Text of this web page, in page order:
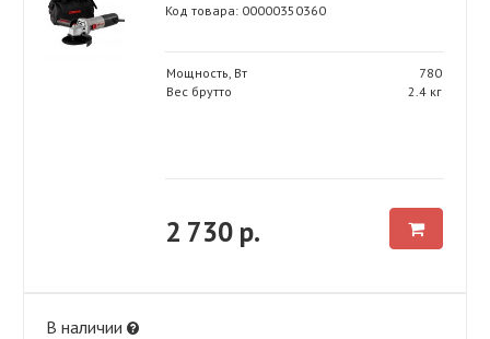
Код товара: 00000350360
Мощность, Вт
780
Вес брутто
2.4 кг
2 730 р.
В наличии